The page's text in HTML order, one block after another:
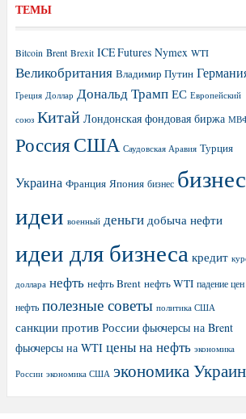
ТЕМЫ
Bitcoin Brent Brexit ICE Futures Nymex WTI
Великобритания Владимир Путин
Греция Доллар Дональд Трамп ЕС Европейский
союз Китай Лондонская фондовая биржа
РоссияСША Саудовская Аравия Турция
Украина Франция Япония бизнес бизнес
идеи военный деньги добыча нефти
идеи для бизнеса кредит
доллара нефть нефть Brent нефть WTI падение
нефть полезные советы политика США
санкции против России фьючерсы на Brent
фьючерсы на WTI цены на нефть экономика
России экономика США экономика